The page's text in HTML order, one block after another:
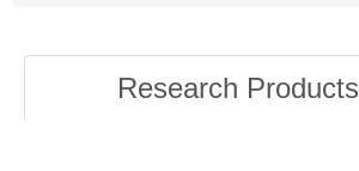
Research Products